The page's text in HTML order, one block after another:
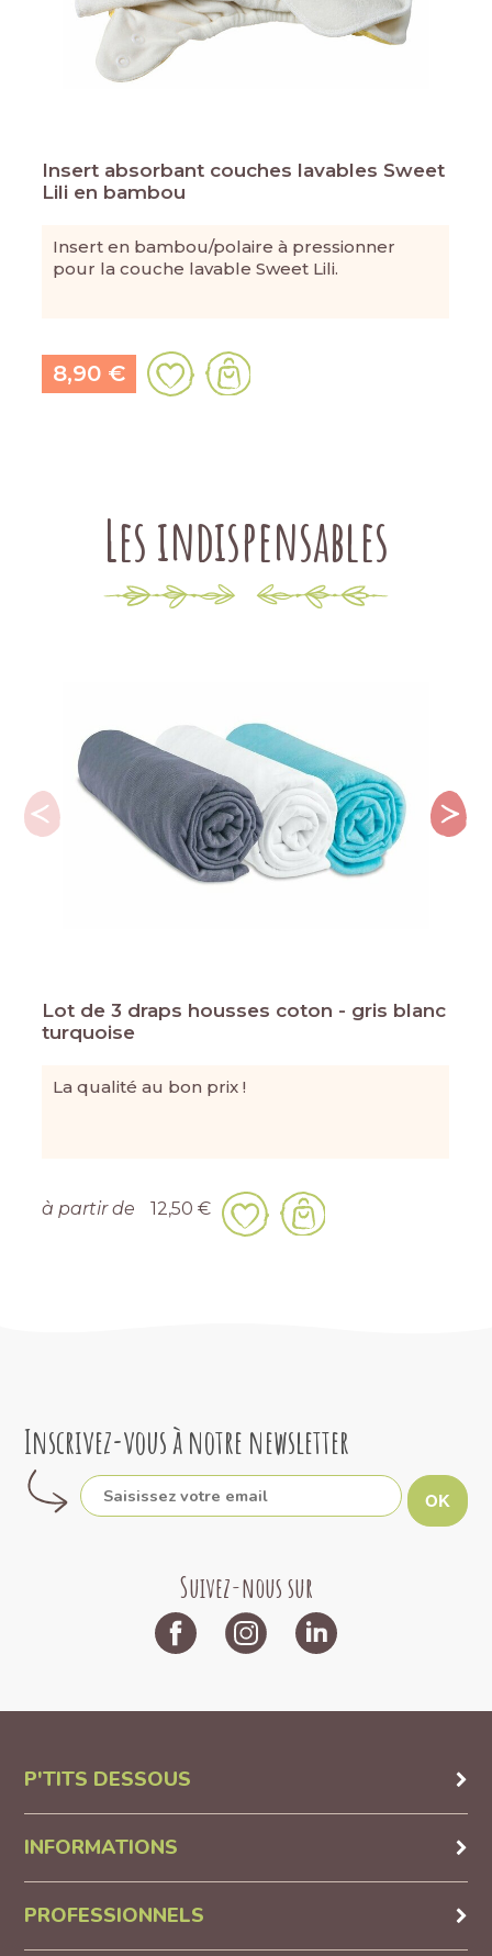
Insert absorbant couches lavables Sweet
Lili en bambou
Insert en bambou/polaire à pressionner
pour la couche lavable Sweet Lili.
8,90 €
Les indispensables
Lot de 3 draps housses coton - gris blanc
turquoise
La qualité au bon prix !
à partir de 12,50 €
Inscrivez-vous à notre newsletter
OK
Suivez-nous sur
P'TITS DESSOUS
INFORMATIONS
PROFESSIONNELS